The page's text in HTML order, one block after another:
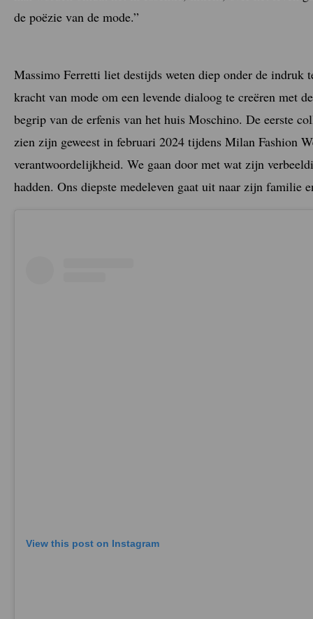
de poëzie van de mode.”
Massimo Ferretti liet destijds weten diep onder de indruk
kracht van mode om een levende dialoog te creëren met
begrip van de erfenis van het huis Moschino. De eerste
zien zijn geweest in februari 2024 tijdens Milan Fashion
verantwoordelijkheid. We gaan door met wat zijn
hadden. Ons diepste medeleven gaat uit naar zijn familie
View this post on Instagram